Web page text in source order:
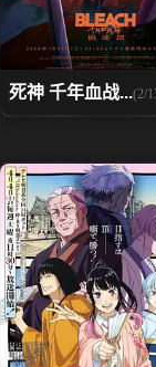
死神 千年血战...(2/